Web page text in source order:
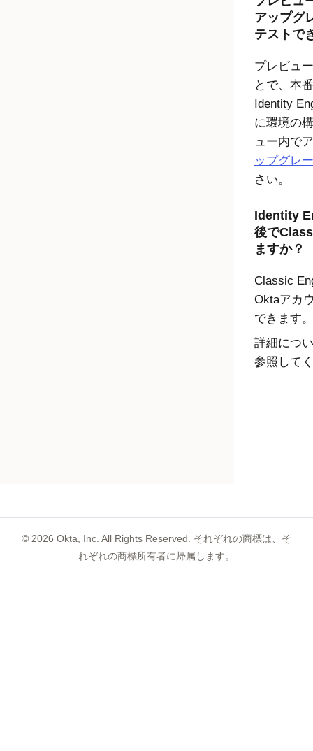
アップグ
テストで
プレビュ
とで、本
Identity
に環境の
ュー内で
ップグレ
さい。
Identity
後で
ますか？
Classic
Oktaアカ
できます。
詳細につ
参照して
© 2026 Okta, Inc. All Rights Reserved. それぞれの商標は、そ
れぞれの商標所有者に帰属します。